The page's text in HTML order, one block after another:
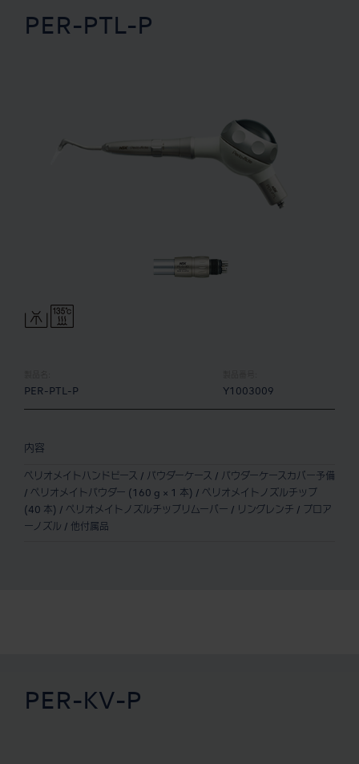
PER-PTL-P
PER-PTL-P Y1003009
内容
ペリオメイトハンドピース / パウダーケース / パウダーケースカバー予備
/ ペリオメイトパウダー (160 g × 1 本) / ペリオメイトノズルチップ
(40 本) / ペリオメイトノズルチップリムーバー / リングレンチ / ブロア
ーノズル / 他付属品
PER-KV-P